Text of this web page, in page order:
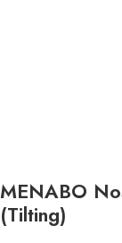
MENABO
(Tilting)